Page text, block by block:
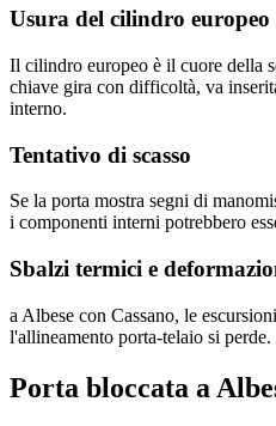
Usura del cilindro europeo
Il cilindro europeo è il cuore della
chiave gira con difficoltà, va
interno.
Tentativo di scasso
Se la porta mostra segni di
i componenti interni potrebbero
Sbalzi termici e
a Albese con Cassano, le
l'allineamento porta-telaio si
Porta bloccata a